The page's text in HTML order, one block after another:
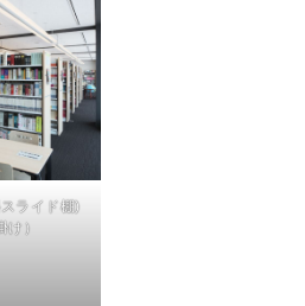
ライド棚)
）